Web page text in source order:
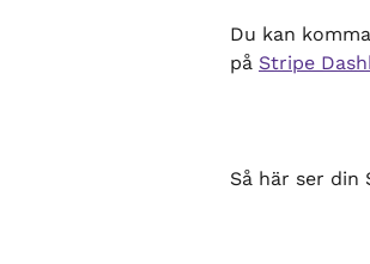
Du kan
på Stripe
Så här ser